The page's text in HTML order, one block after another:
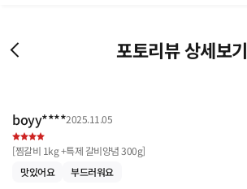
포토리뷰 상세보기
boyy****2025.11.05
[찜갈비 1kg +특제 갈비양념 300g]
맛있어요
부드러워요